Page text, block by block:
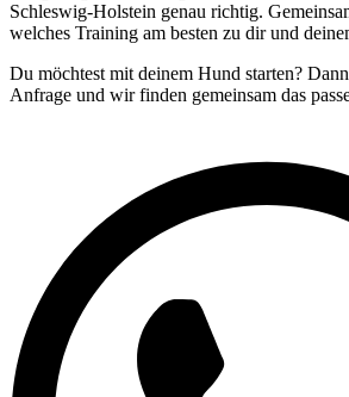
Schleswig-Holstein genau richtig.
welches Training am besten zu dir und
Du möchtest mit deinem Hund starten?
Anfrage und wir finden gemeinsam das